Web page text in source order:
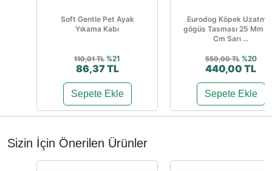
Soft Gentle Pet Ayak
Yıkama Kabı
110,01 TL %21
86,37 TL
Sepete Ekle
Eurodog Köpek
gögüs Tasması 25 Mm
Cm Sarı ...
550,00 TL %20
440,00 TL
Sepete Ekle
Sizin İçin Önerilen Ürünler